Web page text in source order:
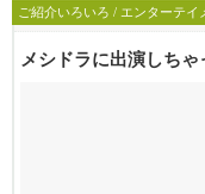
ご紹介いろいろ / エンターテイ
メシドラに出演しち